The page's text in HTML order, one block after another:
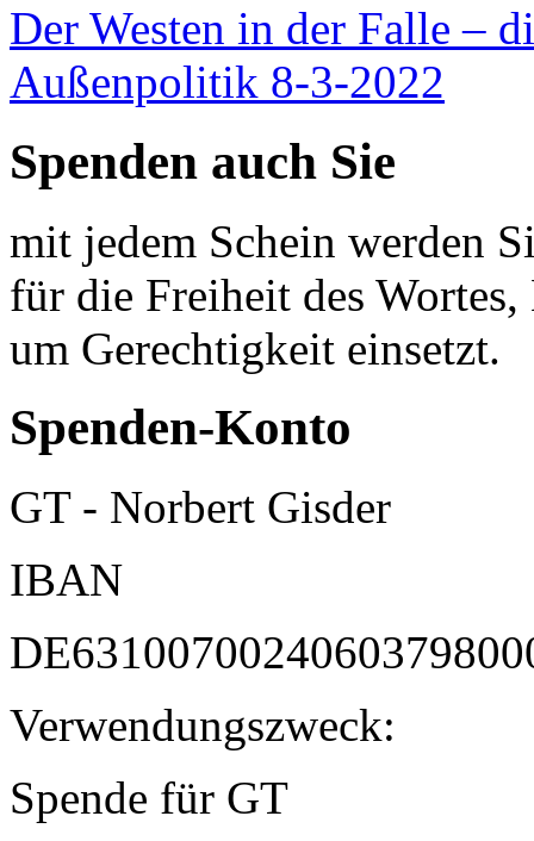
Der Westen in der Falle –
Außenpolitik 8-3-2022
Spenden auch Sie
mit jedem Schein werden
für die Freiheit des
um Gerechtigkeit einsetzt.
Spenden-Konto
GT - Norbert Gisder
IBAN
Verwendungszweck:
Spende für GT